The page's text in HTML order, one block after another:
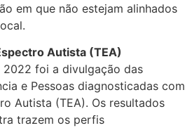
em que não estejam alinhados
Autista (TEA)
foi a divulgação das
e Pessoas diagnosticadas com
Autista (TEA). Os resultados
trazem os perfis